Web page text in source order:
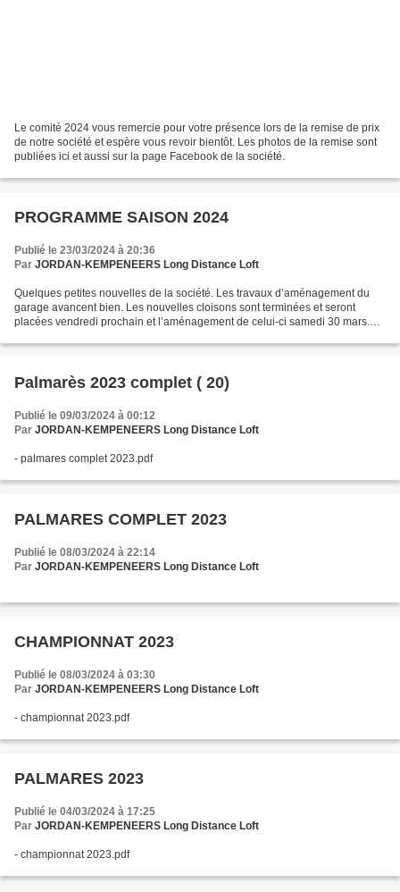
Le comité 2024 vous remercie pour votre présence lors de la remise de prix
de notre société et espère vous revoir bientôt. Les photos de la remise sont
publiées ici et aussi sur la page Facebook de la société.
PROGRAMME SAISON 2024
Publié le 23/03/2024 à 20:36
Par JORDAN-KEMPENEERS Long Distance Loft
Quelques petites nouvelles de la société. Les travaux d’aménagement du
garage avancent bien. Les nouvelles cloisons sont terminées et seront
placées vendredi prochain et l’aménagement de celui-ci samedi 30 mars.
Palmarès 2023 complet ( 20)
Publié le 09/03/2024 à 00:12
Par JORDAN-KEMPENEERS Long Distance Loft
- palmares complet 2023.pdf
PALMARES COMPLET 2023
Publié le 08/03/2024 à 22:14
Par JORDAN-KEMPENEERS Long Distance Loft
CHAMPIONNAT 2023
Publié le 08/03/2024 à 03:30
Par JORDAN-KEMPENEERS Long Distance Loft
- championnat 2023.pdf
PALMARES 2023
Publié le 04/03/2024 à 17:25
Par JORDAN-KEMPENEERS Long Distance Loft
- championnat 2023.pdf